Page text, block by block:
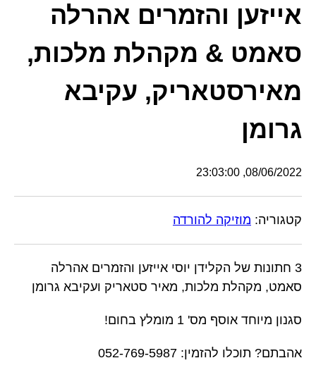
אייזען והזמרים אהרלה
סאמט & מקהלת מלכות,
מאירסטאריק, עקיבא
גרומן
08/06/2022, 23:03:00
קטגוריה: מוזיקה להורדה
3 חתונות של הקלידן יוסי אייזען והזמרים אהרלה
סאמט, מקהלת מלכות, מאיר סטאריק ועקיבא גרומן
סגנון מיוחד אוסף מס' 1 מומלץ בחום!
אהבתם? תוכלו להזמין: 052-769-5987